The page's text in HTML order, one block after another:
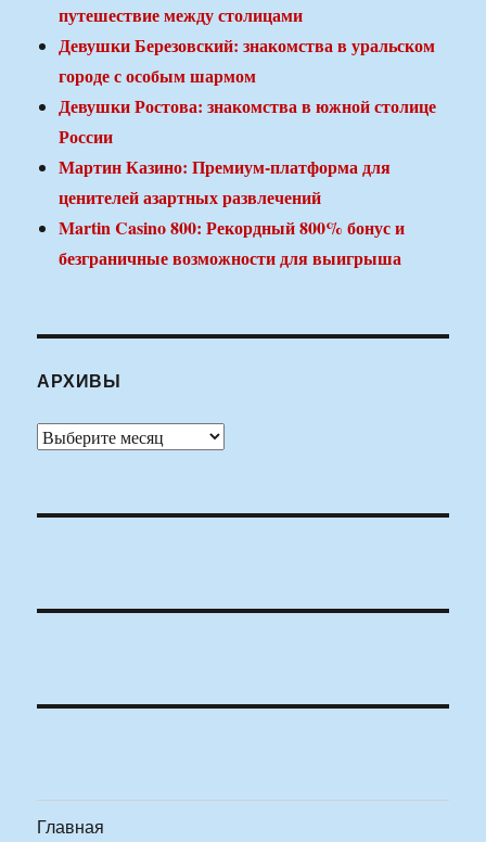
путешествие между столицами
Девушки Березовский: знакомства в уральском
городе с особым шармом
Девушки Ростова: знакомства в южной столице
России
Мартин Казино: Премиум-платформа для
ценителей азартных развлечений
Martin Casino 800: Рекордный 800% бонус и
безграничные возможности для выигрыша
АРХИВЫ
Архивы
Главная